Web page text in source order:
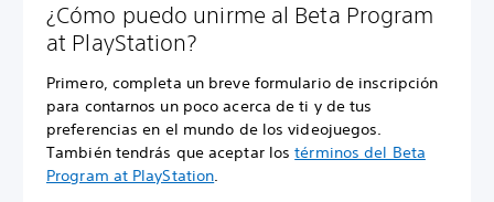
¿Cómo puedo unirme al Beta Program
at PlayStation?
Primero, completa un breve formulario de inscripción
para contarnos un poco acerca de ti y de tus
preferencias en el mundo de los videojuegos.
También tendrás que aceptar lostérminos del Beta
Program at PlayStation.